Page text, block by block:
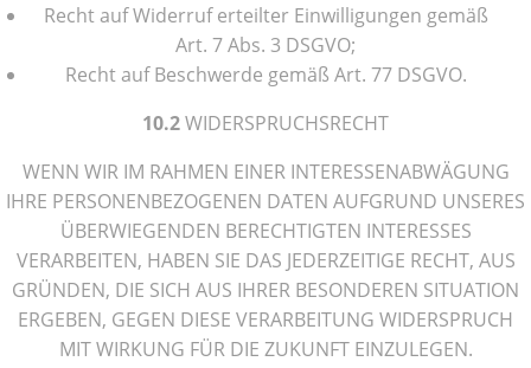
Recht auf Widerruf erteilter Einwilligungen gemäß
Art. 7 Abs. 3 DSGVO;
Recht auf Beschwerde gemäß Art. 77 DSGVO.
10.2WIDERSPRUCHSRECHT
WENN WIR IM RAHMEN EINER INTERESSENABWÄGUNG
IHRE PERSONENBEZOGENEN DATEN AUFGRUND UNSERES
ÜBERWIEGENDEN BERECHTIGTEN INTERESSES
VERARBEITEN, HABEN SIE DAS JEDERZEITIGE RECHT, AUS
GRÜNDEN, DIE SICH AUS IHRER BESONDEREN SITUATION
ERGEBEN, GEGEN DIESE VERARBEITUNG WIDERSPRUCH
MIT WIRKUNG FÜR DIE ZUKUNFT EINZULEGEN.